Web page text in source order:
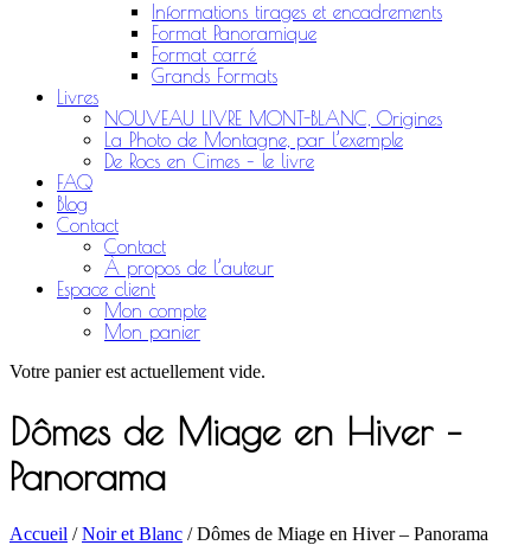
Informations tirages et encadrements
Format Panoramique
Format carré
Grands Formats
Livres
NOUVEAU LIVRE MONT-BLANC, Origines
La Photo de Montagne, par l’exemple
De Rocs en Cimes – le livre
FAQ
Blog
Contact
Contact
À propos de l’auteur
Espace client
Mon compte
Mon panier
Votre panier est actuellement vide.
Dômes de Miage en Hiver –
Panorama
Accueil /Noir et Blanc / Dômes de Miage en Hiver – Panorama